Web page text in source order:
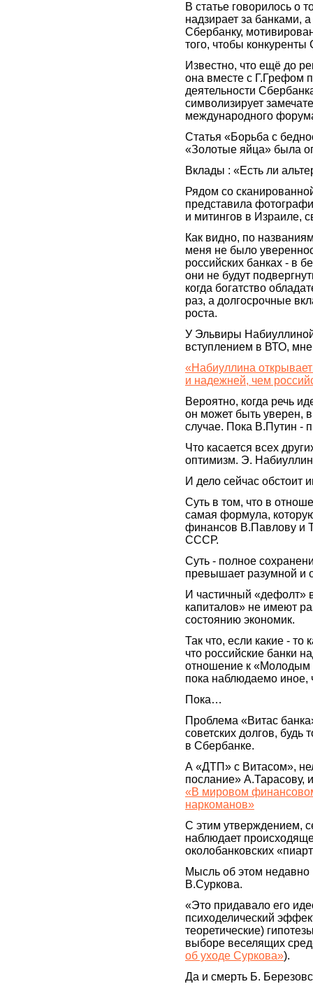
В статье говорилось о
надзирает за банками,
Сбербанку,
того, чтобы
Известно, что ещё до
она вместе с Г.Грефом
деятельности
символизирует
международного
Статья «Борьба с
«Золотые яйца» была
Вклады : «Есть ли
Рядом со
представила
и митингов в Израиле,
Как видно, по
меня не было
российских банках - в
они не будут
когда богатство
раз, а долгосрочные
роста.
У Эльвиры
вступлением в ВТО,
«Набиуллина
и надежней, чем
Вероятно, когда речь
он может быть уверен,
случае. Пока В.Путин -
Что касается всех
оптимизм. Э.
И дело сейчас обстоит
Суть в том, что в
самая формула,
финансов В.Павлову и
СССР.
Суть - полное
превышает разумной и
И частичный «дефолт»
капиталов» не имеют
состоянию экономик.
Так что, если какие - то
что российские банки
отношение к «Молодым
пока наблюдаемо
Пока…
Проблема «Витас
советских долгов,
в Сбербанке.
А «ДТП» с Витасом»,
послание» А.Тарасову,
«В мировом
наркоманов»
С этим утверждением,
наблюдает
околобанковских
Мысль об этом недавно
В.Суркова.
«Это придавало его
психоделический
теоретические)
выборе веселящих
об уходе Суркова»).
Да и смерть Б.